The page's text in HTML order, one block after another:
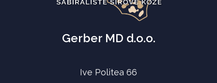
Gerber MD d.o.o.
Ive Politea 66